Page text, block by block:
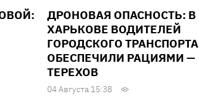
ДРОНОВАЯ ОПАСНОСТЬ: В
ХАРЬКОВЕ ВОДИТЕЛЕЙ
ГОРОДСКОГО ТРАНСПОРТА
ОБЕСПЕЧИЛИ РАЦИЯМИ —
ТЕРЕХОВ
04 Августа 15:38